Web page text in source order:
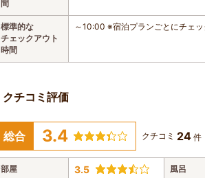
間
標準的な
チェックアウト
時間
～10:00 ※宿泊プランごとにチェ
クチコミ評価
総合 3.4 クチコミ 24 件
部屋 3.5 風呂